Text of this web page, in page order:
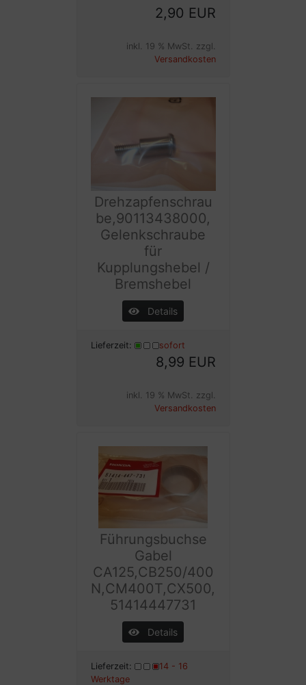
2,90 EUR
inkl. 19 % MwSt. zzgl.
Versandkosten
Drehzapfenschrau
be,90113438000,
Gelenkschraube
für
Kupplungshebel /
Bremshebel
Details
Lieferzeit: sofort
8,99 EUR
inkl. 19 % MwSt. zzgl.
Versandkosten
Führungsbuchse
Gabel
CA125,CB250/400
N,CM400T,CX500,
51414447731
Details
Lieferzeit:
14 - 16
Werktage